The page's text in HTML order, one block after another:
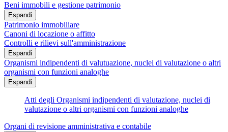
Beni immobili e gestione patrimonio
Espandi
Patrimonio immobiliare
Canoni di locazione o affitto
Controlli e rilievi sull'amministrazione
Espandi
Organismi indipendenti di valutuazione, nuclei di valutazione o altri
organismi con funzioni analoghe
Espandi
Atti degli Organismi indipendenti di valutazione, nuclei di
valutazione o altri organismi con funzioni analoghe
Organi di revisione amministrativa e contabile